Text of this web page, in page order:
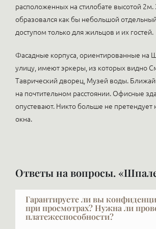
расположенных на стилобате высотой 2м.
образовался как бы небольшой
доступом только для жильцов и их гостей.
Фасадные корпуса, ориентированные на
улицу, имеют эркеры, из которых видно
Таврический дворец, Музей воды.
на почтительном расстоянии. Офисные
опустевают. Никто больше не претендует
окна.
Ответы на вопросы.
Гарантируете ли вы
при просмотрах? Нужна ли
платежеспособности?